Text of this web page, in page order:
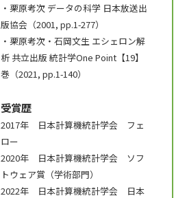
・栗原考次 データの科学 日本放送出
版協会（2001, pp.1-277）
・栗原考次・石岡文生 エシェロン解
析 共立出版 統計学One Point【19】
巻（2021, pp.1-140）
受賞歴
2017年 日本計算機統計学会 フェ
ロー
2020年 日本計算機統計学会 ソフ
トウェア賞（学術部門）
2022年 日本計算機統計学会 日本